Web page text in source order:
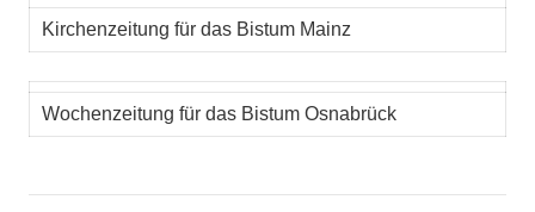
Kirchenzeitung für das Bistum Mainz
Wochenzeitung für das Bistum Osnabrück